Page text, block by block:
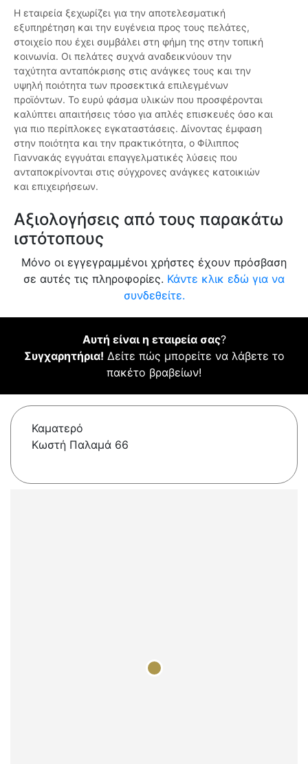
Η εταιρεία ξεχωρίζει για την αποτελεσματική
εξυπηρέτηση και την ευγένεια προς τους πελάτες,
στοιχείο που έχει συμβάλει στη φήμη της στην τοπική
κοινωνία. Οι πελάτες συχνά αναδεικνύουν την
ταχύτητα ανταπόκρισης στις ανάγκες τους και την
υψηλή ποιότητα των προσεκτικά επιλεγμένων
προϊόντων. Το ευρύ φάσμα υλικών που προσφέρονται
καλύπτει απαιτήσεις τόσο για απλές επισκευές όσο και
για πιο περίπλοκες εγκαταστάσεις. Δίνοντας έμφαση
στην ποιότητα και την πρακτικότητα, ο Φίλιππος
Γιαννακάς εγγυάται επαγγελματικές λύσεις που
ανταποκρίνονται στις σύγχρονες ανάγκες κατοικιών
και επιχειρήσεων.
Αξιολογήσεις από τους παρακάτω
ιστότοπους
Μόνο οι εγγεγραμμένοι χρήστες έχουν πρόσβαση
σε αυτές τις πληροφορίες. Κάντε κλικ εδώ για να
συνδεθείτε.
Αυτή είναι η εταιρεία σας?
Συγχαρητήρια! Δείτε πώς μπορείτε να λάβετε το
πακέτο βραβείων!
Καματερό
Κωστή Παλαμά 66